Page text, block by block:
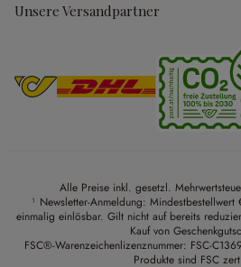
Unsere Versandpartner
Alle Preise inkl. gesetzl.
¹ Newsletter-Anmeldung:
einmalig einlösbar. Gilt nicht auf bereits
Kauf von
FSC®-Warenzeichenlizenznummer: FSC-
Produkte sind FSC